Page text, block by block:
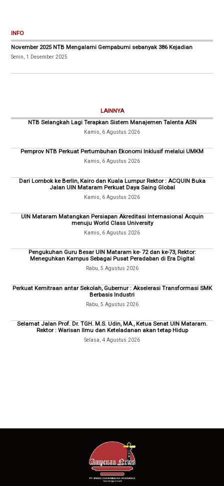
INFO
November 2025 NTB Mengalami Gempabumi sebanyak 386 Kejadian
Senin, 1 Desember 2025
LAINNYA
NTB Selangkah Lagi Terapkan Sistem Manajemen Talenta ASN
Kamis, 6 Agustus 2026
Pemprov NTB Perkuat Pertumbuhan Ekonomi Inklusif melalui UMKM
Kamis, 6 Agustus 2026
Dari Lombok ke Berlin, Kairo dan Kuala Lumpur Rektor : ACQUIN Buka
Jalan UIN Mataram Perkuat Daya Saing Global
Kamis, 6 Agustus 2026
UIN Mataram Matangkan Persiapan Akreditasi Internasional Acquin
menuju World Class University
Kamis, 6 Agustus 2026
Pengukuhan Guru Besar UIN Mataram ke- 72 dan ke-73, Rektor:
Meneguhkan Kampus Sebagai Pusat Peradaban di Era Digital
Rabu, 5 Agustus 2026
Perkuat Kemitraan antar Sekolah, Gubernur : Akselerasi Transformasi SMK
Berbasis Industri
Rabu, 5 Agustus 2026
Selamat Jalan Prof. Dr. TGH. M.S. Udin, MA., Ketua Senat UIN Mataram.
Rektor : Warisan Ilmu dan Keteladanan akan tetap Hidup
Selasa, 4 Agustus 2026